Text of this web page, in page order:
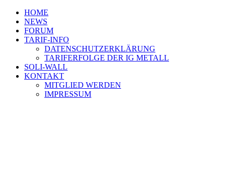
HOME
NEWS
FORUM
TARIF-INFO
DATENSCHUTZERKLÄRUNG
TARIFERFOLGE DER IG METALL
SOLI-WALL
KONTAKT
MITGLIED WERDEN
IMPRESSUM